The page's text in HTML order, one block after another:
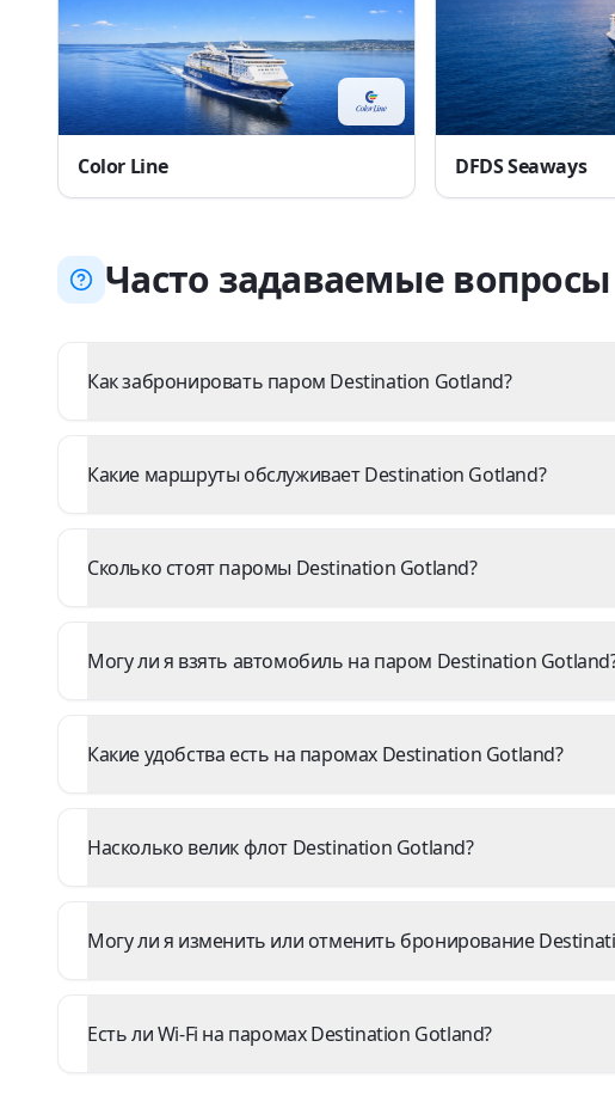
Color Line DFDS Seaways
Часто задаваемые вопросы
Как забронировать паром Destination Gotland?
Какие маршруты обслуживает Destination Gotland?
Сколько стоят паромы Destination Gotland?
Могу ли я взять автомобиль на паром Destination
Какие удобства есть на паромах Destination Gotland?
Насколько велик флот Destination Gotland?
Могу ли я изменить или отменить бронирование
Есть ли Wi-Fi на паромах Destination Gotland?